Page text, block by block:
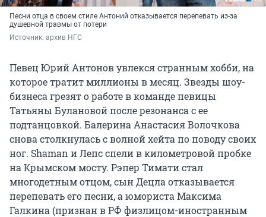
Песни отца в своем стиле Антоний отказывается перепевать из-за
душевной травмы от потери
Источник: архив НГС
Певец Юрий Антонов увлекся странным хобби, на
которое тратит миллионы в месяц. Звезды шоу-
бизнеса грезят о работе в команде певицы
Татьяны Булановой после резонанса с ее
подтанцовкой. Балерина Анастасия Волочкова
снова столкнулась с волной хейта по поводу своих
ног. Shaman и Лепс спели в километровой пробке
на Крымском мосту. Рэпер Тимати стал
многодетным отцом, сын Децла отказывается
перепевать его песни, а юмориста Максима
Галкина (признан в РФ физлицом-иностранным